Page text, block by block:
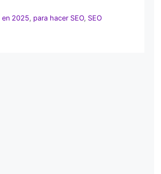
en 2025, para hacer SEO, SEO